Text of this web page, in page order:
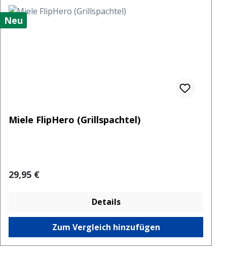
Neu
Miele FlipHero (Grillspachtel)
Regulärer Preis:
29,95 €
Details
Zum Vergleich hinzufügen